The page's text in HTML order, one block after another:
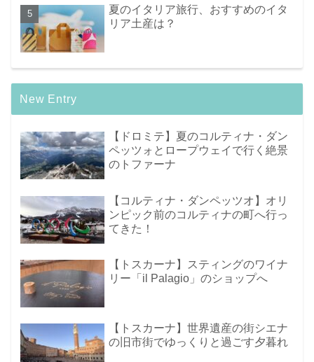
夏のイタリア旅行、おすすめのイタ
リア土産は？
New Entry
【ドロミテ】夏のコルティナ・ダン
ペッツォとロープウェイで行く絶景
のトファーナ
【コルティナ・ダンペッツオ】オリ
ンピック前のコルティナの町へ行っ
てきた！
【トスカーナ】スティングのワイナ
リー「il Palagio」のショップへ
【トスカーナ】世界遺産の街シエナ
の旧市街でゆっくりと過ごす夕暮れ